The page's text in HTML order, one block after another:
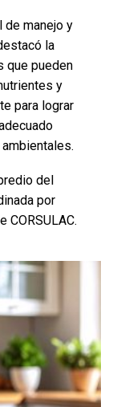
de manejo y
la
que pueden
y
para lograr
del
por
CORSULAC.